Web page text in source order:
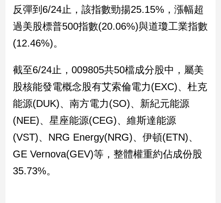
專
區
台
觀
點
南
台
觀
點
反彈到6/24止，該指數勁揚25.15%，漲幅超
過美股標普500指數(20.06%)與道瓊工業指數
(12.46%)。
截至6/24止，009805共50檔成分股中，屬美
股核能發電概念股有艾索倫電力(EXC)、杜克
能源(DUK)、南方電力(SO)、新紀元能源
(NEE)、星座能源(CEG)、維斯達能源
(VST)、NRG Energy(NRG)、伊頓(ETN)、
GE Vernova(GEV)等，整體權重約佔成份股
35.73%。